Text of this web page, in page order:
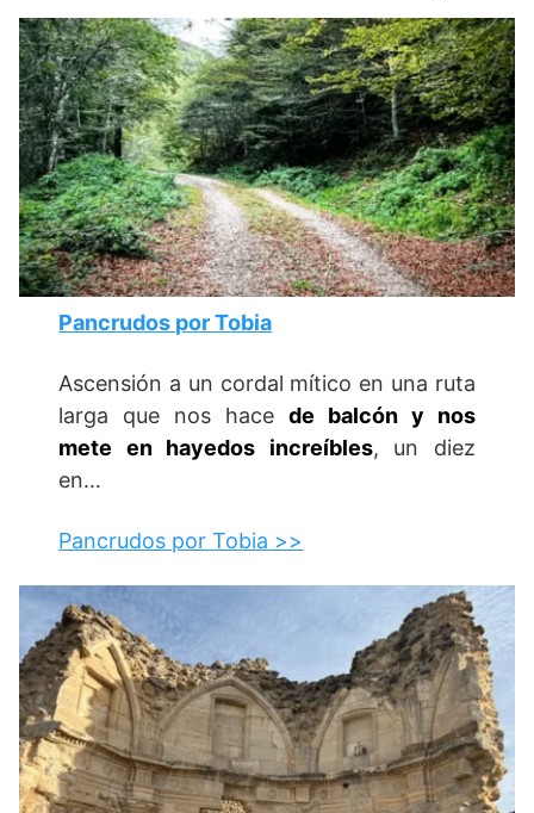
Pancrudos por Tobia
Ascensión a un cordal mítico en una ruta
larga que nos hace de balcón y nos
mete en hayedos increíbles, un diez
en…
Pancrudos por Tobia >>